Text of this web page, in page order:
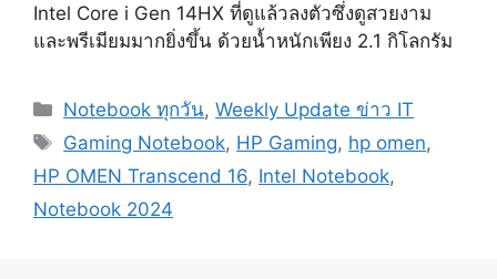
Intel Core i Gen 14HX ที่ดูแล้วลงตัวซึ่งดูสวยงาม
และพรีเมียมมากยิ่งขึ้น ด้วยน้ำหนักเพียง 2.1 กิโลกรัม
Categories
Notebook ทุกวัน,Weekly Update ข่าว IT
Tags
Gaming Notebook, HP Gaming, hp omen,
HP OMEN Transcend 16, Intel Notebook,
Notebook 2024